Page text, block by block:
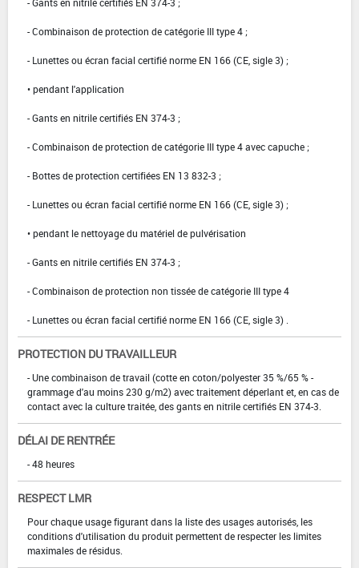
- Combinaison de protection de catégorie III type 4 ;
- Lunettes ou écran facial certifié norme EN 166 (CE, sigle 3) ;
• pendant l'application
- Gants en nitrile certifiés EN 374-3 ;
- Combinaison de protection de catégorie III type 4 avec capuche ;
- Bottes de protection certifiées EN 13 832-3 ;
- Lunettes ou écran facial certifié norme EN 166 (CE, sigle 3) ;
• pendant le nettoyage du matériel de pulvérisation
- Gants en nitrile certifiés EN 374-3 ;
- Combinaison de protection non tissée de catégorie III type 4
- Lunettes ou écran facial certifié norme EN 166 (CE, sigle 3) .
PROTECTION DU TRAVAILLEUR
- Une combinaison de travail (cotte en coton/polyester 35 %/65 % -
grammage d'au moins 230 g/m2) avec traitement déperlant et, en cas de
contact avec la culture traitée, des gants en nitrile certifiés EN 374-3.
DÉLAI DE RENTRÉE
- 48 heures
RESPECT LMR
Pour chaque usage figurant dans la liste des usages autorisés, les
conditions d'utilisation du produit permettent de respecter les limites
maximales de résidus.